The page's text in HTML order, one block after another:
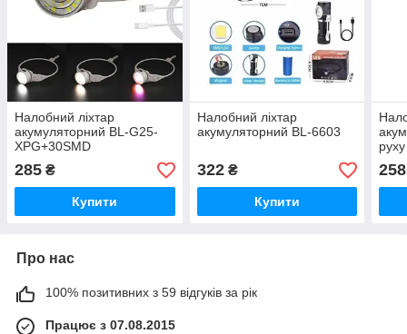
Налобний ліхтар
акумуляторний BL-G25-
XPG+30SMD
285 ₴
Купити
Налобний ліхтар
акумуляторний BL-6603
322₴
Купити
258
Про нас
100% позитивних з 59 відгуків за рік
Працює з 07.08.2015